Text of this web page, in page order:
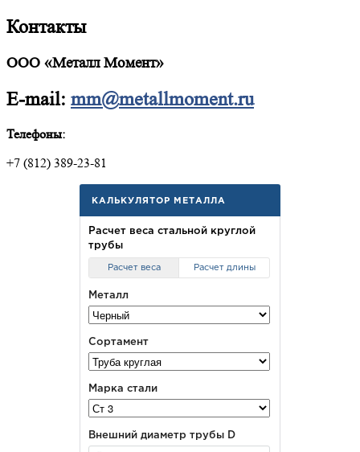
Контакты
ООО «Металл Момент»
E-mail: mm@metallmoment.ru
Телефоны:
+7 (812) 389-23-81